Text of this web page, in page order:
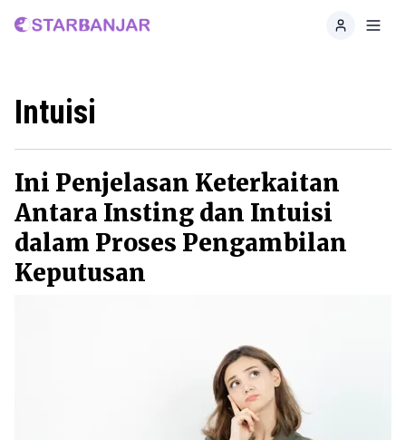
Home
Intuisi
Ini Penjelasan Keterkaitan
Antara Insting dan Intuisi
dalam Proses Pengambilan
Keputusan